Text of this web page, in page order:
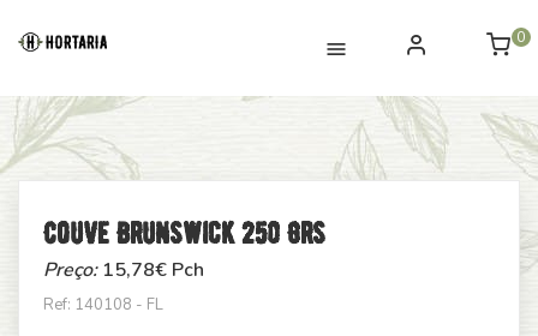
0
Couve Brunswick 250 Grs
Preço:15,78€ Pch
Ref: 140108 - FL